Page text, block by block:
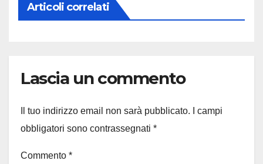
Articoli correlati
Lascia un commento
Il tuo indirizzo email non sarà pubblicato.
I campi
obbligatori sono contrassegnati *
Commento *